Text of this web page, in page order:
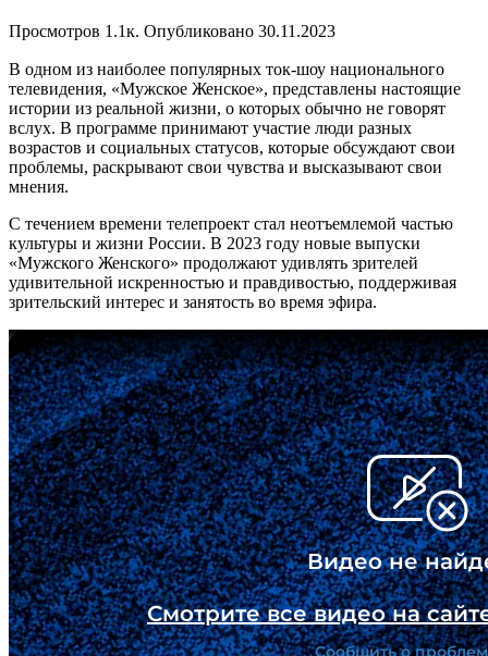
Просмотров 1.1к. Опубликовано 30.11.2023
В одном из наиболее популярных ток-шоу национального
телевидения, «Мужское Женское», представлены настоящие
истории из реальной жизни, о которых обычно не говорят
вслух. В программе принимают участие люди разных
возрастов и социальных статусов, которые обсуждают свои
проблемы, раскрывают свои чувства и высказывают свои
мнения.
С течением времени телепроект стал неотъемлемой частью
культуры и жизни России. В 2023 году новые выпуски
«Мужского Женского» продолжают удивлять зрителей
удивительной искренностью и правдивостью, поддерживая
зрительский интерес и занятость во время эфира.